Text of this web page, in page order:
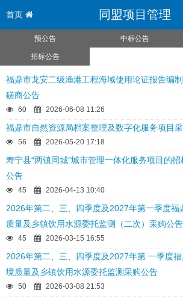
首页 同盟项目管理
预公告 中标公告
招标公告
福鼎市龙安二级渔港工程海域使用论证报告编
磋商公告
60 2026-06-08 11:26
福鼎市自然资源局档案整理及数字化服务项目
56 2026-05-20 17:18
寿宁县“两镇同城”城市管理一体化服务项目的
公告
45 2026-04-13 10:40
2026年第二、三、四季度及2027年第一季度福
质量及乡镇饮用水源委托监测（二次）采购公告
45 2026-03-15 16:55
2026年第二、三、四季度及2027年第 一季度
境质量及乡镇饮用水源委托监测采购公告
50 2026-03-08 21:53